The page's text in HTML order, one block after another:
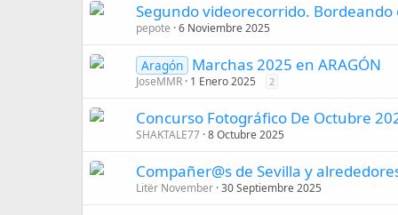
Segundo videorecorrido. Bordeando
pepote 6 Noviembre 2025
Aragón Marchas 2025 en ARAGÓN
JoseMMR 1 Enero 2025 2
Concurso Fotográfico De Octubre
SHAKTALE77 8 Octubre 2025
Compañer@s de Sevilla y alrededores
Litër November 30 Septiembre 2025